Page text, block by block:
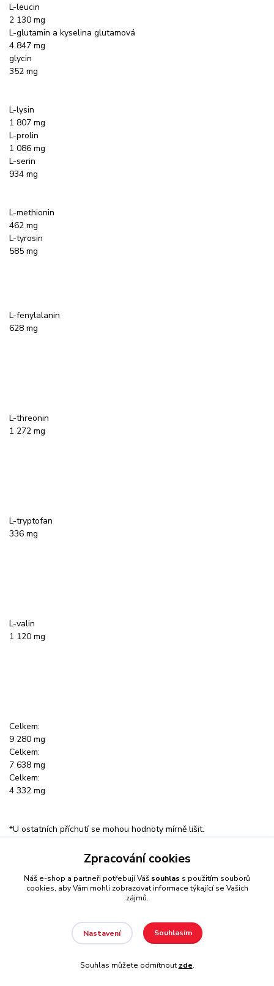
L-leucin
2 130 mg
L-glutamin a kyselina glutamová
4 847 mg
glycin
352 mg
L-lysin
1 807 mg
L-prolin
1 086 mg
L-serin
934 mg
L-methionin
462 mg
L-tyrosin
585 mg
L-fenylalanin
628 mg
L-threonin
1 272 mg
L-tryptofan
336 mg
L-valin
1 120 mg
Celkem:
9 280 mg
Celkem:
7 638 mg
Celkem:
4 332 mg
*U ostatních příchutí se mohou hodnoty mírně lišit.
Ananas-mango: syrovátkový roteinový izolát 88% [syrovátkový
proteinový izolát, emulgátor (sójový lecitin)], smetana [částečně
hydrogenovaný kokosový tuk, sušené odstředěné mléko,
emulgátory (E471, E472a), glukózový sirup, sacharóza, mléčná
emulgátor (sójový lecitin), zahušťovadla (karagenan, xantanová
guma), barvivo (amoniakový karamel), protispékavá látka (oxid
Zpracování cookies
Náš e-shop a partneři potřebují Váš souhlas s použitím souborů
cookies, aby Vám mohli zobrazovat informace týkající se Vašich
zájmů.
Nastavení Souhlasím
Souhlas můžete odmítnout zde.